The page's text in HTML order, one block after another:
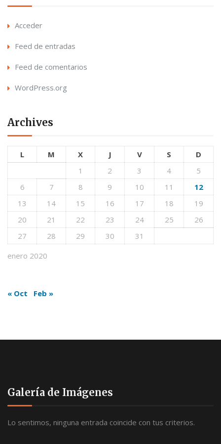
Acceder
Feed de entradas
Feed de comentarios
WordPress.org
Archives
enero 2020
L M X J V S
D
1
2 3 4
5
6
7 8 9 10 11
12
13
14 15 16 17 18
19
20
21 22 23 24 25
26
27
28 29 30 31
« Oct Feb »
Galería de Imágenes
Lo sentimos, ninguna entrada coincide con tus criterios.